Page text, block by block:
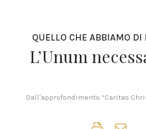
QUELLO CHE ABBIAMO DI
L’Unum
Dall'approfondimento “Caritas